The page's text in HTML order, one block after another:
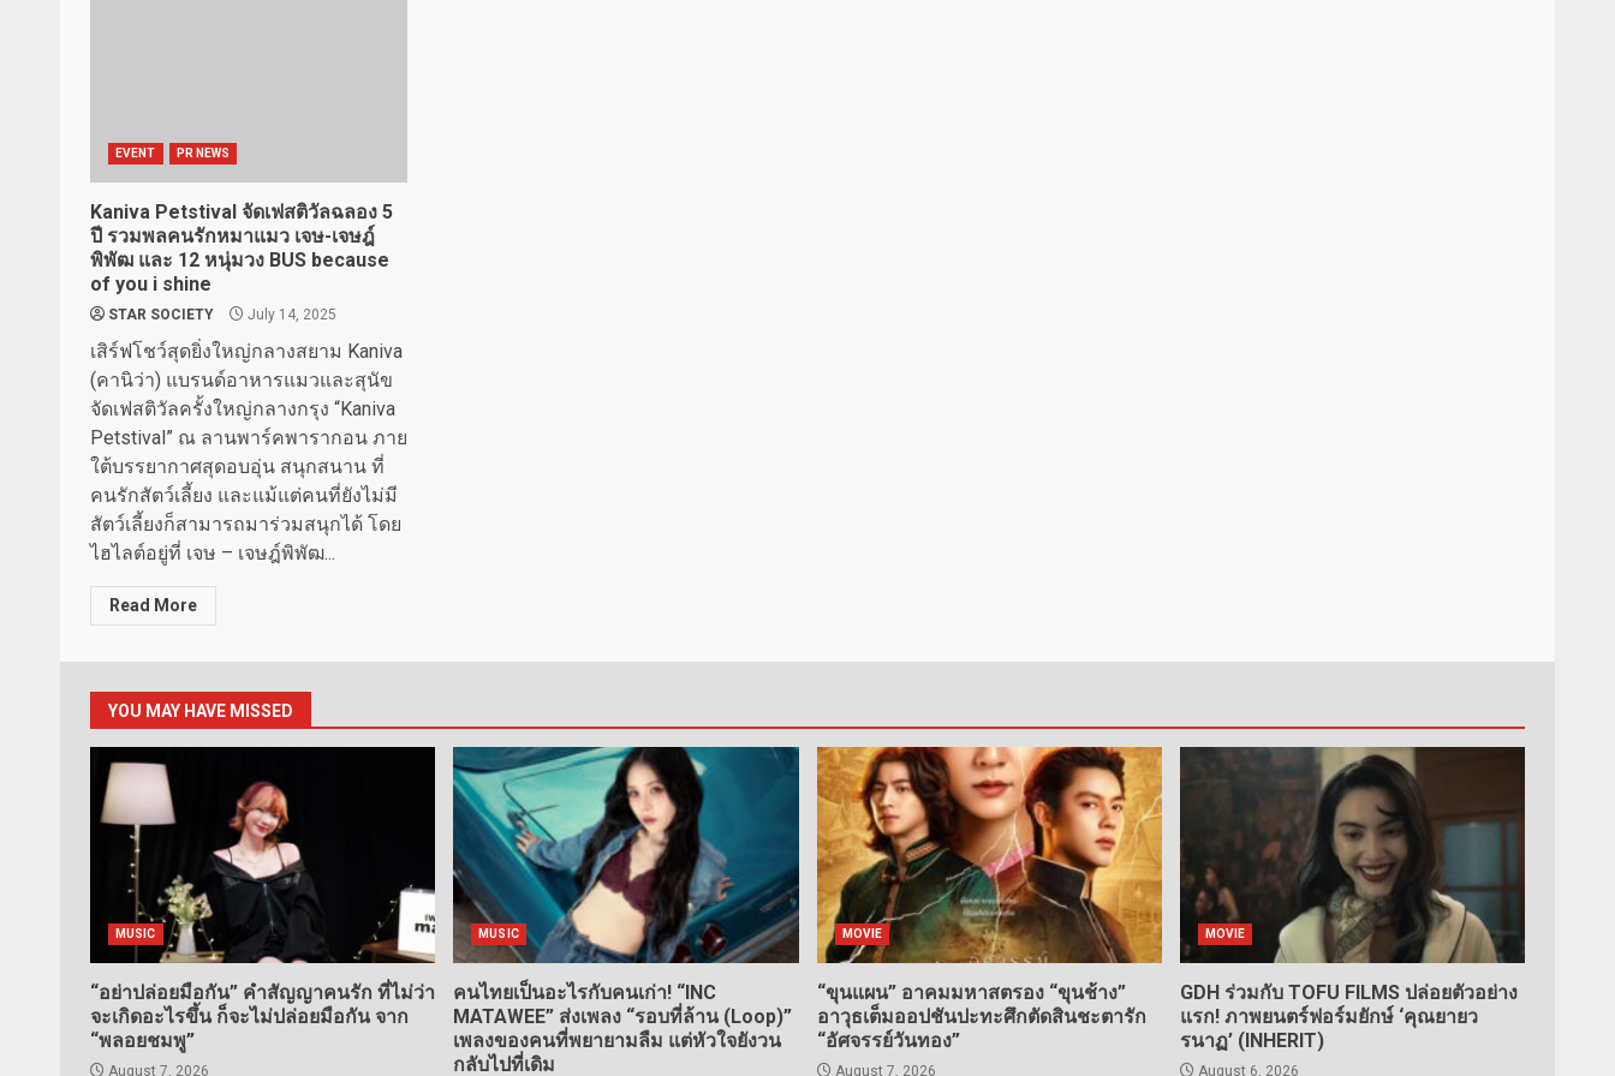
EVENT PR NEWS
Kaniva Petstival จัดเฟสติวัลฉลอง 5
ปี รวมพลคนรักหมาแมว เจษ-เจษฎ์
พิพัฒ และ 12 หนุ่มวง BUS because
of you i shine
STAR SOCIETY July 14, 2025
เสิร์ฟโชว์สุดยิ่งใหญ่กลางสยาม Kaniva
(คานิว่า) แบรนด์อาหารแมวและสุนัข
จัดเฟสติวัลครั้งใหญ่กลางกรุง “Kaniva
Petstival” ณ ลานพาร์คพารากอน ภาย
ใต้บรรยากาศสุดอบอุ่น สนุกสนาน ที่
คนรักสัตว์เลี้ยง และแม้แต่คนที่ยังไม่มี
สัตว์เลี้ยงก็สามารถมาร่วมสนุกได้ โดย
ไฮไลต์อยู่ที่ เจษ – เจษฎ์พิพัฒ...
Read More
YOU MAY HAVE MISSED
MUSIC
“อย่าปล่อยมือกัน” คำสัญญาคนรัก ที่ไม่ว่า
จะเกิดอะไรขึ้น ก็จะไม่ปล่อยมือกัน จาก
“พลอยชมพู”
August 7, 2026
MUSIC
คนไทยเป็นอะไรกับคนเก่า! “INC
MATAWEE” ส่งเพลง “รอบที่ล้าน (Loop)”
เพลงของคนที่พยายามลืม แต่หัวใจยังวน
กลับไปที่เดิม
MOVIE
“ขุนแผน” อาคมมหาสตรอง “ขุนช้าง”
อาวุธเต็มออปชันปะทะศึกตัดสินชะตารัก
“อัศจรรย์วันทอง”
August 7, 2026
MOVIE
GDH ร่วมกับ TOFU FILMS ปล่อยตัวอย่าง
แรก! ภาพยนตร์ฟอร์มยักษ์ ‘คุณยายว
รนาฏ’ (INHERIT)
August 6, 2026